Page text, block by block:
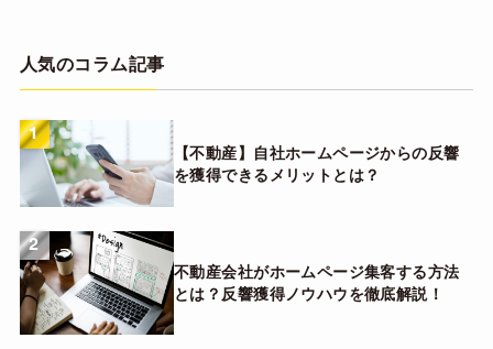
人気のコラム記事
1
【不動産】自社ホームページからの反響
を獲得できるメリットとは？
2
不動産会社がホームページ集客する方法
とは？反響獲得ノウハウを徹底解説！